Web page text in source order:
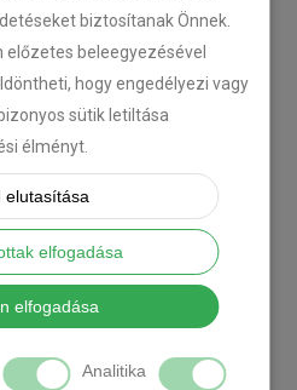
biztosítanak Önnek.
előzetes beleegyezésével
hogy engedélyezi vagy
sütik letiltása
élményt.
elutasítása
elfogadása
elfogadása
Analitika